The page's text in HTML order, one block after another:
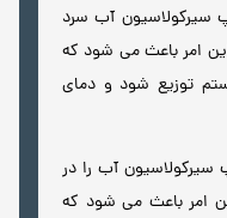
سیرکولاسیون آب سرد
امر باعث می شود که
توزیع شود و دمای
آب را در
امر باعث می شود که